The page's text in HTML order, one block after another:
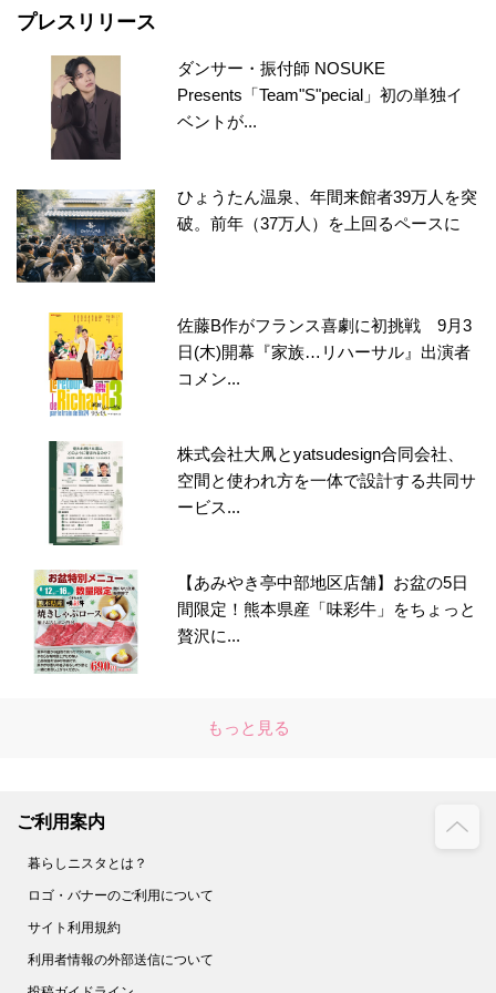
プレスリリース
ダンサー・振付師 NOSUKE
Presents「Team"S"pecial」初の単独イ
ベントが...
ひょうたん温泉、年間来館者39万人を突
破。前年（37万人）を上回るペースに
佐藤B作がフランス喜劇に初挑戦 9月3
日(木)開幕『家族…リハーサル』出演者
コメン...
株式会社大凧とyatsudesign合同会社、
空間と使われ方を一体で設計する共同サ
ービス...
【あみやき亭中部地区店舗】お盆の5日
間限定！熊本県産「味彩牛」をちょっと
贅沢に...
もっと見る
ご利用案内
暮らしニスタとは？
ロゴ・バナーのご利用について
サイト利用規約
利用者情報の外部送信について